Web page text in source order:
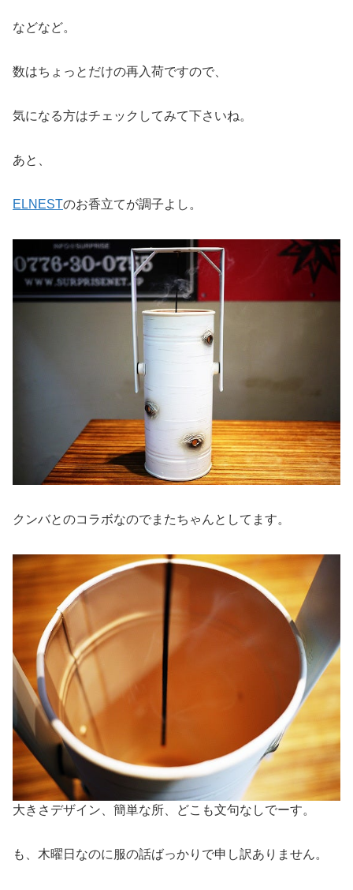
などなど。
数はちょっとだけの再入荷ですので、
気になる方はチェックしてみて下さいね。
あと、
ELNESTのお香立てが調子よし。
クンバとのコラボなのでまたちゃんとしてます。
大きさデザイン、簡単な所、どこも文句なしでーす。
も、木曜日なのに服の話ばっかりで申し訳ありません。